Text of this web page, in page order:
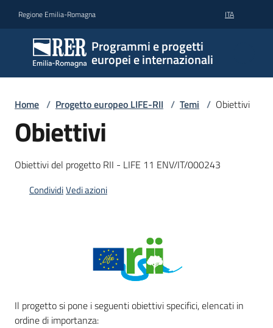
Regione Emilia-Romagna ITA
Programmi e progetti
europei e internazionali
Home / Progetto europeo LIFE-RII / Temi / Obiettivi
Obiettivi
Obiettivi del progetto RII - LIFE 11 ENV/IT/000243
CondividiVedi azioni
Il progetto si pone i seguenti obiettivi specifici, elencati in
ordine di importanza: